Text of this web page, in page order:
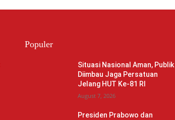
Populer
Situasi Nasional Aman, Publik
Diimbau Jaga Persatuan
Jelang HUT Ke-81 RI
August 7, 2026
Presiden Prabowo dan